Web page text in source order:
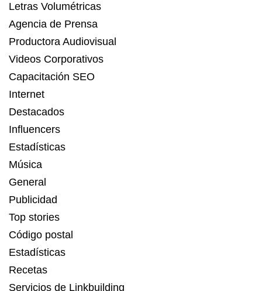
Letras Volumétricas
Agencia de Prensa
Productora Audiovisual
Videos Corporativos
Capacitación SEO
Internet
Destacados
Influencers
Estadísticas
Música
General
Publicidad
Top stories
Código postal
Estadísticas
Recetas
Servicios de Linkbuilding